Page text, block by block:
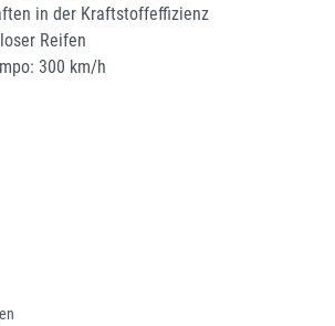
in der Kraftstoffeffizienz
Reifen
300 km/h